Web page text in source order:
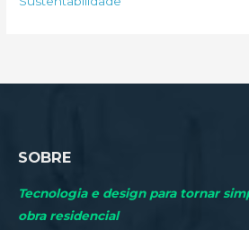
r
SOBRE
Tecnologia e design para tornar
obra residencial